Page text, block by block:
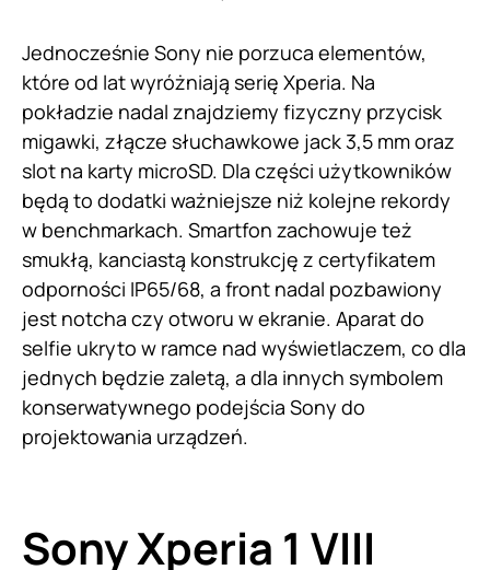
Jednocześnie Sony nie porzuca elementów,
które od lat wyróżniają serię Xperia. Na
pokładzie nadal znajdziemy fizyczny przycisk
migawki, złącze słuchawkowe jack 3,5 mm oraz
slot na karty microSD. Dla części użytkowników
będą to dodatki ważniejsze niż kolejne rekordy
w benchmarkach. Smartfon zachowuje też
smukłą, kanciastą konstrukcję z certyfikatem
odporności IP65/68, a front nadal pozbawiony
jest notcha czy otworu w ekranie. Aparat do
selfie ukryto w ramce nad wyświetlaczem, co dla
jednych będzie zaletą, a dla innych symbolem
konserwatywnego podejścia Sony do
projektowania urządzeń.
Sony Xperia 1 VIII